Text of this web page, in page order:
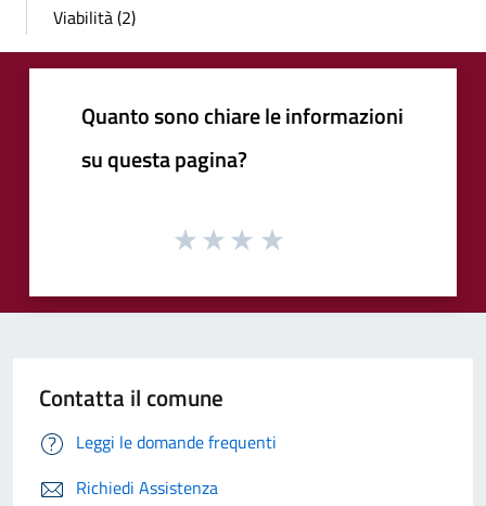
Viabilità (2)
Quanto sono chiare le informazioni
su questa pagina?
Contatta il comune
Leggi le domande frequenti
Richiedi Assistenza